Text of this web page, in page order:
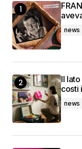
news
Il
costi
news